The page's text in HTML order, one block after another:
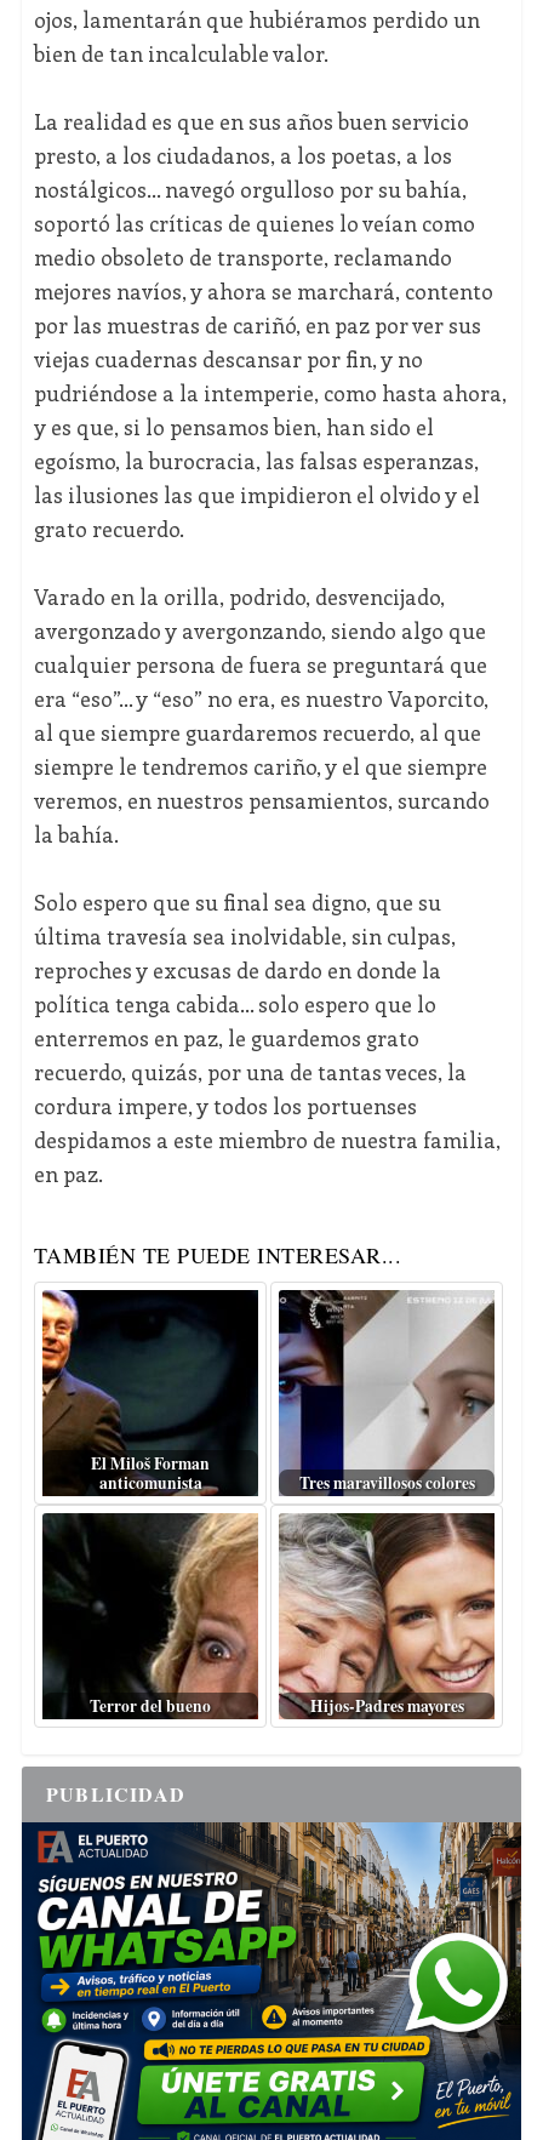
ojos, lamentarán que hubiéramos perdido un
bien de tan incalculable valor.
La realidad es que en sus años buen servicio
presto, a los ciudadanos, a los poetas, a los
nostálgicos… navegó orgulloso por su bahía,
soportó las críticas de quienes lo veían como
medio obsoleto de transporte, reclamando
mejores navíos, y ahora se marchará, contento
por las muestras de cariñó, en paz por ver sus
viejas cuadernas descansar por fin, y no
pudriéndose a la intemperie, como hasta ahora,
y es que, si lo pensamos bien, han sido el
egoísmo, la burocracia, las falsas esperanzas,
las ilusiones las que impidieron el olvido y el
grato recuerdo.
Varado en la orilla, podrido, desvencijado,
avergonzado y avergonzando, siendo algo que
cualquier persona de fuera se preguntará que
era “eso”… y “eso” no era, es nuestro Vaporcito,
al que siempre guardaremos recuerdo, al que
siempre le tendremos cariño, y el que siempre
veremos, en nuestros pensamientos, surcando
la bahía.
Solo espero que su final sea digno, que su
última travesía sea inolvidable, sin culpas,
reproches y excusas de dardo en donde la
política tenga cabida… solo espero que lo
enterremos en paz, le guardemos grato
recuerdo, quizás, por una de tantas veces, la
cordura impere, y todos los portuenses
despidamos a este miembro de nuestra familia,
en paz.
TAMBIÉN TE PUEDE INTERESAR...
El Miloš Forman
anticomunista
Tres maravillosos colores
Terror del bueno Hijos-Padres mayores
PUBLICIDAD